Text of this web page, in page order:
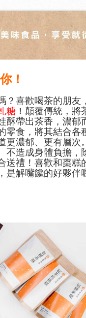
！
？喜歡喝茶的朋友
糖 ！顛覆傳統，將
酥帶出茶香，濃郁
零食，將其結合各
更濃郁、更有層次
不造成身體負擔，
送禮！喜歡和棗糕
，是解嘴饞的好夥伴